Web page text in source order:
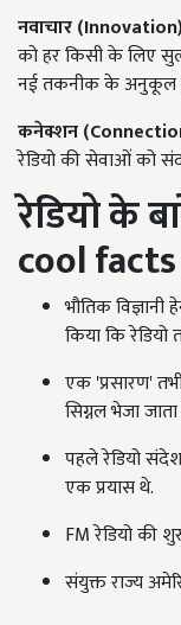
नवाचार (
को हर किसी के लिए
नई तकनीक के अनुकूल
कनेक्शन (
रेडियो की सेवाओं को
रेडियो के
cool
भौतिक
किया कि रेडियो
एक 'प्रसारण'
सिग्नल भेजा
पहले रेडियो
एक प्रयास थे.
FM रेडियो की
संयुक्त राज्य